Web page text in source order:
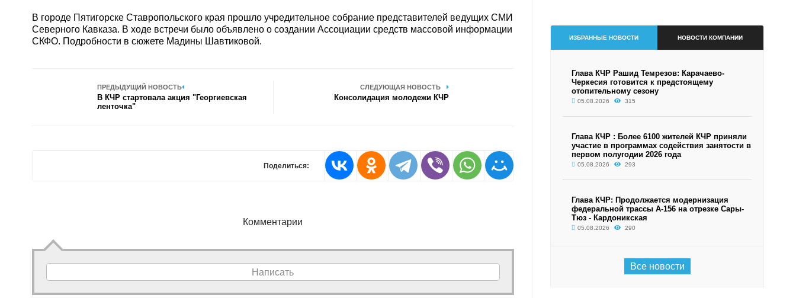
В городе Пятигорске Ставропольского края прошло учредительное собрание представителей ведущих СМИ
Северного Кавказа. В ходе встречи было объявлено о создании Ассоциации средств массовой информации
СКФО. Подробности в сюжете Мадины Шавтиковой.
ПРЕДЫДУЩИЙ НОВОСТЬ
В КЧР стартовала акция "Георгиевская
ленточка"
СЛЕДУЮЩАЯ НОВОСТЬ
Консолидация молодежи КЧР
Поделиться:
Комментарии
Написать
ИЗБРАННЫЕ НОВОСТИ НОВОСТИ КОМПАНИИ
Глава КЧР Рашид Темрезов: Карачаево-
Черкесия готовится к предстоящему
отопительному сезону
05.08.2026 315
Глава КЧР : Более 6100 жителей КЧР приняли
участие в программах содействия занятости в
первом полугодии 2026 года
05.08.2026 293
Глава КЧР: Продолжается модернизация
федеральной трассы А-156 на отрезке Сары-
Тюз - Кардоникская
05.08.2026 290
Все новости